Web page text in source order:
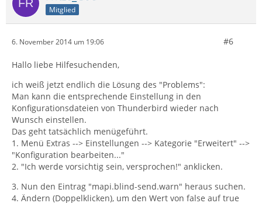
Mitglied
6. November 2014 um 19:06 #6
Hallo liebe Hilfesuchenden,
ich weiß jetzt endlich die Lösung des "Problems":
Man kann die entsprechende Einstellung in den
Konfigurationsdateien von Thunderbird wieder nach
Wunsch einstellen.
Das geht tatsächlich menügeführt.
1. Menü Extras --> Einstellungen --> Kategorie "Erweitert" -->
"Konfiguration bearbeiten..."
2. "Ich werde vorsichtig sein, versprochen!" anklicken.
3. Nun den Eintrag "mapi.blind-send.warn" heraus suchen.
4. Ändern (Doppelklicken), um den Wert von false auf true